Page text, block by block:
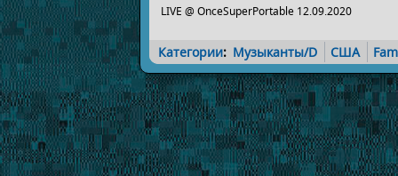
LIVE @ OnceSuperPortable 12.09.2020
Категории: Музыканты/D США